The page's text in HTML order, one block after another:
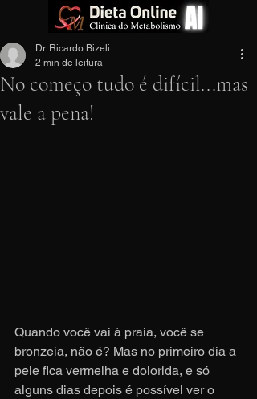
No começo tudo é difícil...mas
vale a pena!
Dr. Ricardo Bizeli
2 min de leitura
Quando você vai à praia, você se
bronzeia, não é? Mas no primeiro dia a
pele fica vermelha e dolorida, e só
alguns dias depois é possível ver o